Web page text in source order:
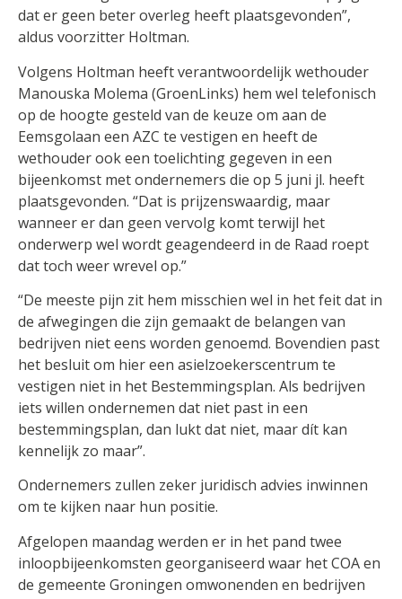
dat er geen beter overleg heeft plaatsgevonden”,
aldus voorzitter Holtman.
Volgens Holtman heeft verantwoordelijk wethouder
Manouska Molema (GroenLinks) hem wel telefonisch
op de hoogte gesteld van de keuze om aan de
Eemsgolaan een AZC te vestigen en heeft de
wethouder ook een toelichting gegeven in een
bijeenkomst met ondernemers die op 5 juni jl. heeft
plaatsgevonden. “Dat is prijzenswaardig, maar
wanneer er dan geen vervolg komt terwijl het
onderwerp wel wordt geagendeerd in de Raad roept
dat toch weer wrevel op.”
“De meeste pijn zit hem misschien wel in het feit dat in
de afwegingen die zijn gemaakt de belangen van
bedrijven niet eens worden genoemd. Bovendien past
het besluit om hier een asielzoekerscentrum te
vestigen niet in het Bestemmingsplan. Als bedrijven
iets willen ondernemen dat niet past in een
bestemmingsplan, dan lukt dat niet, maar dít kan
kennelijk zo maar”.
Ondernemers zullen zeker juridisch advies inwinnen
om te kijken naar hun positie.
Afgelopen maandag werden er in het pand twee
inloopbijeenkomsten georganiseerd waar het COA en
de gemeente Groningen omwonenden en bedrijven